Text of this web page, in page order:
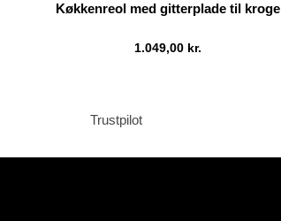
Køkkenreol med gitterplade til kroge
1.049,00 kr.
Trustpilot